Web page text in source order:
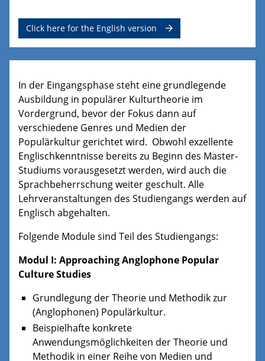
Click here for the English version
In der Eingangsphase steht eine grundlegende
Ausbildung in populärer Kulturtheorie im
Vordergrund, bevor der Fokus dann auf
verschiedene Genres und Medien der
Populärkultur gerichtet wird. Obwohl exzellente
Englischkenntnisse bereits zu Beginn des Master-
Studiums vorausgesetzt werden, wird auch die
Sprachbeherrschung weiter geschult. Alle
Lehrveranstaltungen des Studiengangs werden auf
Englisch abgehalten.
Folgende Module sind Teil des Studiengangs:
Modul I: Approaching Anglophone Popular
Culture Studies
Grundlegung der Theorie und Methodik zur
(Anglophonen) Populärkultur.
Beispielhafte konkrete
Anwendungsmöglichkeiten der Theorie und
Methodik in einer Reihe von Medien und